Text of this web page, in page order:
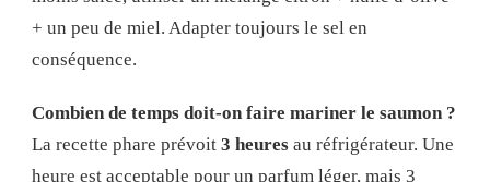
+ un peu de miel. Adapter toujours le sel en
conséquence.
Combien de temps doit-on faire mariner le saumon ?
La recette phare prévoit 3 heures au réfrigérateur. Une
heure est acceptable pour un parfum léger, mais 3